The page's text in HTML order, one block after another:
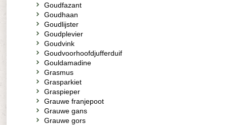
Goudfazant
Goudhaan
Goudlijster
Goudplevier
Goudvink
Goudvoorhoofdjufferduif
Gouldamadine
Grasmus
Grasparkiet
Graspieper
Grauwe franjepoot
Grauwe gans
Grauwe gors